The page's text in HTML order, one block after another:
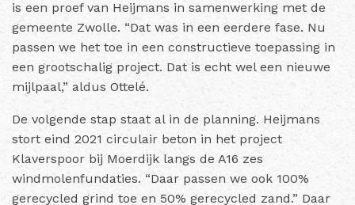
is een proef van Heijmans in samenwerking met de
gemeente Zwolle. “Dat was in een eerdere fase. Nu
passen we het toe in een constructieve toepassing in
een grootschalig project. Dat is echt wel een nieuwe
mijlpaal,” aldus Ottelé.
De volgende stap staat al in de planning. Heijmans
stort eind 2021 circulair beton in het project
Klaverspoor bij Moerdijk langs de A16 zes
windmolenfundaties. “Daar passen we ook 100%
gerecycled grind toe en 50% gerecycled zand.” Daar